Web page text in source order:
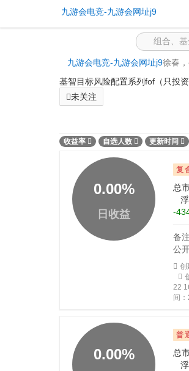
公开组合 -九游会电
九游会电竞-九游会网址j9
九游会电竞-九游会网址j9徐春
基智目标风险配置系列fof（只投
未关注
收益率 自选人数 更新时间
0.00%
日收益
复
总
浮
-
备
公
创
22
间
0.00%
普
总
浮